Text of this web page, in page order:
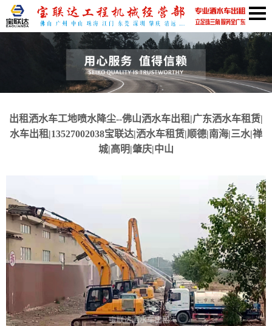
出租洒水车工地喷水降尘--佛山洒水车出租|广东洒水车租赁|
水车出租|13527002038宝联达|洒水车租赁|顺德|南海|三水|禅
城|高明|肇庆|中山